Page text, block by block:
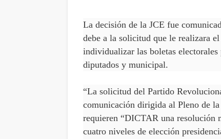
La decisión de la JCE fue
debe a la solicitud que le realizara
individualizar las boletas
diputados y municipal.
“La solicitud del Partido
comunicación dirigida al Pleno de
requieren “DICTAR una resolución
cuatro niveles de elección